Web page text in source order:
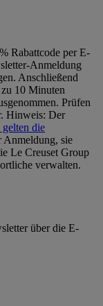
Rabattcode per E-
Anmeldung
Anschließend
10 Minuten
Prüfen
Hinweis: Der
gelten die
Anmeldung, sie
Le Creuset Group
verwalten.
über die E-